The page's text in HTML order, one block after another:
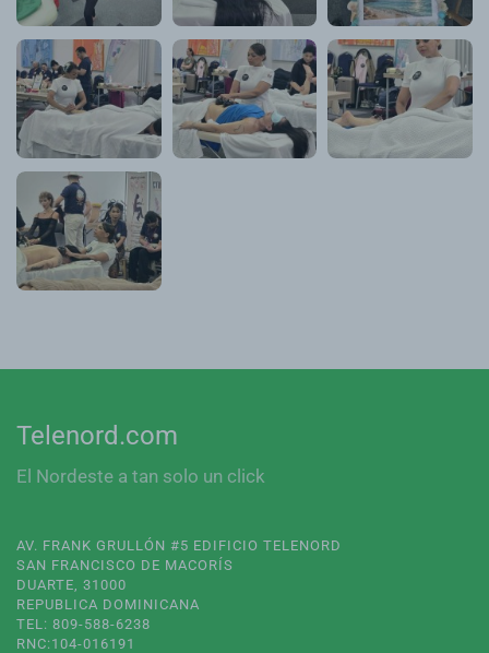
Telenord.com
El Nordeste a tan solo un click
AV. FRANK GRULLÓN #5 EDIFICIO TELENORD
SAN FRANCISCO DE MACORÍS
DUARTE, 31000
REPUBLICA DOMINICANA
TEL: 809-588-6238
RNC:104-016191